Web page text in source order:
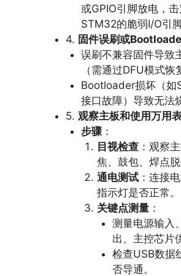
或GPIO引脚放电，
STM32的脆弱I/O引脚
4. 固件误刷或
误刷不兼容固件导致
（需通过DFU模式恢
Bootloader损坏（如
接口故障）导致无法
5. 观察主板和使用万用
步骤：
目视检查：观察
焦、鼓包、焊点脱
通电测试：连接
指示灯是否正常。
关键点测量：
测量电源输入
出、主控芯片
检查USB数据
否导通。